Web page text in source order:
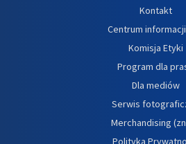
Kontakt
Centrum informacji
Komisja Etyki
Program dla
Dla mediów
Serwis
Merchandising
Polityka